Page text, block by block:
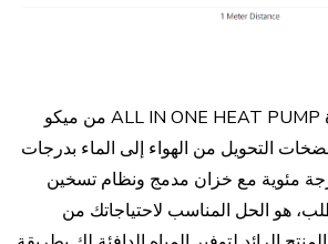
إطلاقًا، مضخة الحرارة ALL IN ONE HEAT PUMP من ميكو
التحويل من الهواء إلى الماء بدرجات
تصل إلى 75 درجة مئوية مع خزان مدمج ونظام تسخين
هو الحل المناسب لاحتياجاتك من